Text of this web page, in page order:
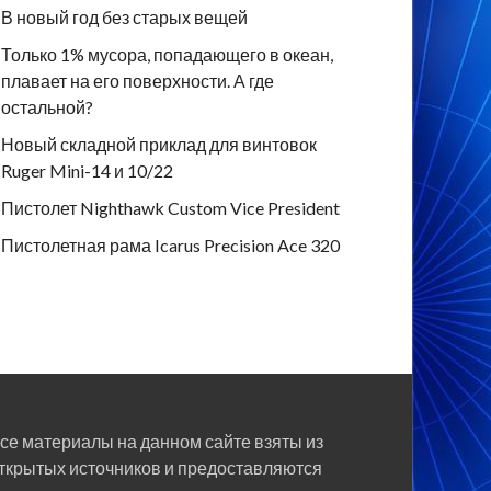
В новый год без старых вещей
Только 1% мусора, попадающего в океан,
плавает на его поверхности. А где
остальной?
Новый складной приклад для винтовок
Ruger Mini-14 и 10/22
Пистолет Nighthawk Custom Vice President
Пистолетная рама Icarus Precision Ace 320
материалы на данном сайте взяты из
источников и предоставляются